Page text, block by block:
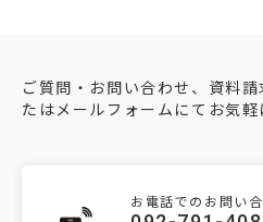
ご質問・お問い合わせ、資料
たはメールフォームにてお気軽
お電話でのお問い